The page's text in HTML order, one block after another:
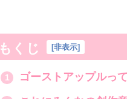
もくじ [非表示]
1 ゴーストアップルっ